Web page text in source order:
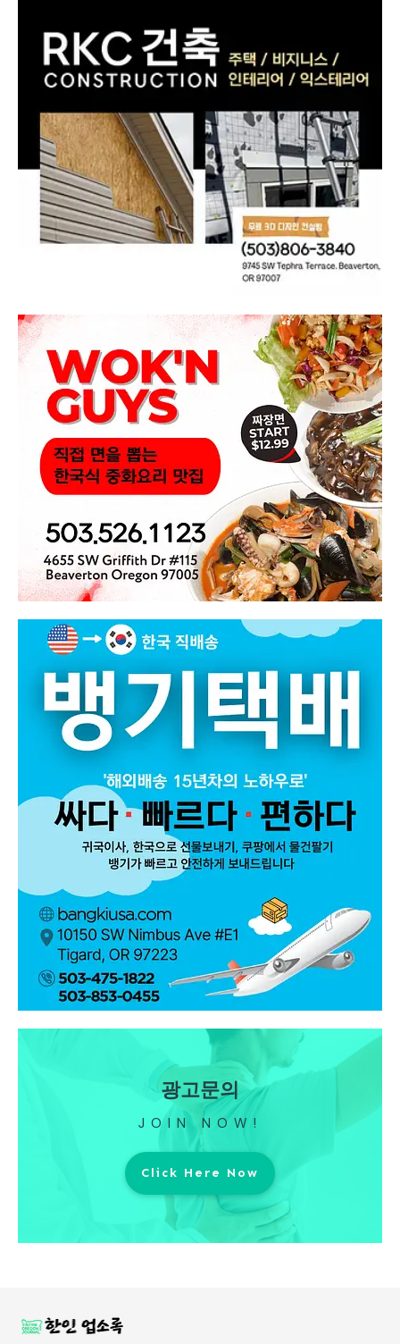
광고문의
JOIN NOW!
Click Here Now